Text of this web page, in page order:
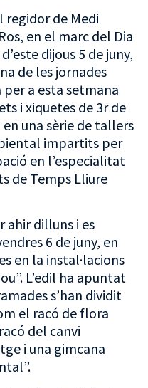
regidor de Medi
en el marc del Dia
dijous 5 de juny,
de les jornades
a esta setmana
i xiquetes de 3r de
una sèrie de tallers
impartits per
en l’especialitat
de Temps Lliure
ahir dilluns i es
6 de juny, en
en la instal·lacions
L’edil ha apuntat
s’han dividit
el racó de flora
del canvi
i una gimcana